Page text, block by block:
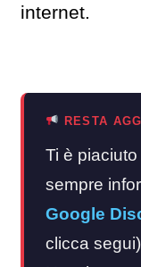
internet.
RESTA
Ti è
sempre
Google
clicca